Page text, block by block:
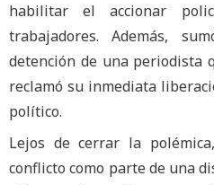
habilitar el accionar
trabajadores. Además,
detención de una periodista
reclamó su inmediata
político.
Lejos de cerrar la
conflicto como parte de una